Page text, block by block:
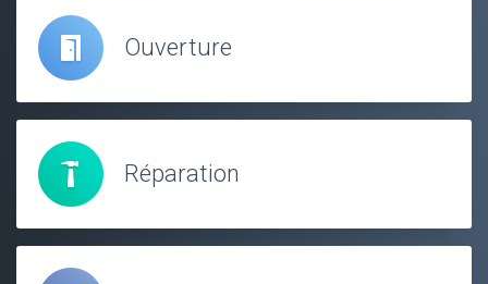
Ouverture
Réparation